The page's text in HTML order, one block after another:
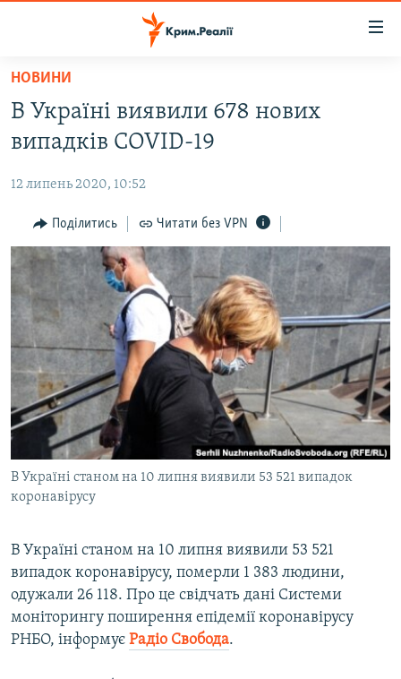
Перейти
основного
матеріалу
до
навігації
Перейти
до
пошуку
ВОДА.КРИМ
ПОЛІТИКА
БЛОГИ
ПОГЛЯД
ІНТЕРВ'Ю
ВСЕ ЗА ДЕНЬ
СПЕЦПРОЕКТИ
ДЕПОРТАЦІЯ
ВІДЕОУРОКИ «ELIFBE»
СВІДЧЕННЯ ОКУПАЦІЇ
УКРАЇНСЬКА ПРОБЛЕМА КРИМУ
ЯК ОБІЙТИ БЛОКУВАННЯ
Русский
Qırımtatar
Усі сайти RFE/RL
НОВИНИ
В Україні виявили 678 нових
випадків COVID-19
12 липень 2020, 10:52
Поділитись Читати без VPN
В Україні станом на 10 липня виявили 53 521 випадок
коронавірусу
В Україні станом на 10 липня виявили 53 521
випадок коронавірусу, померли 1 383 людини,
одужали 26 118. Про це свідчать дані Системи
моніторингу поширення епідемії коронавірусу
РНБО, інформує Радіо Свобода.